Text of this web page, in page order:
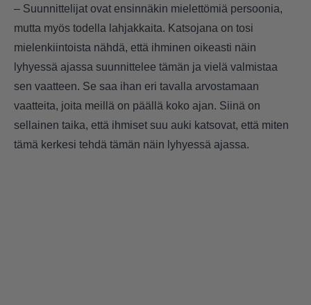
– Suunnittelijat ovat ensinnäkin mielettömiä persoonia,
mutta myös todella lahjakkaita. Katsojana on tosi
mielenkiintoista nähdä, että ihminen oikeasti näin
lyhyessä ajassa suunnittelee tämän ja vielä valmistaa
sen vaatteen. Se saa ihan eri tavalla arvostamaan
vaatteita, joita meillä on päällä koko ajan. Siinä on
sellainen taika, että ihmiset suu auki katsovat, että miten
tämä kerkesi tehdä tämän näin lyhyessä ajassa.